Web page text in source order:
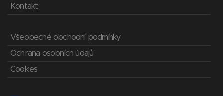
Kontakt
Všeobecné obchodní podmínky
Ochrana osobních údajů
Cookies